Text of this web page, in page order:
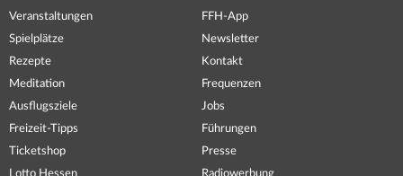
Veranstaltungen
Spielplätze
Rezepte
Meditation
Ausflugsziele
Freizeit-Tipps
Ticketshop
Lotto Hessen
FFH-App
Newsletter
Kontakt
Frequenzen
Jobs
Führungen
Presse
Radiowerbung